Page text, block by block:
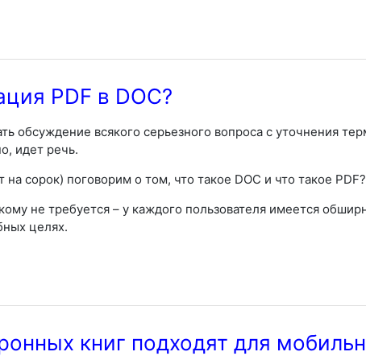
PDF в DOC?
обсуждение всякого серьезного вопроса с уточнения
идет речь.
сорок) поговорим о том, что такое DOC и что такое PDF?
не требуется – у каждого пользователя имеется
целях.
книг подходят для